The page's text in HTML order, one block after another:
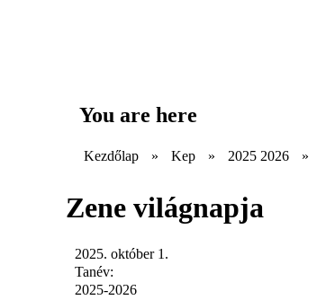
You are here
Kezdőlap » Kep » 2025 2026 »
Zene világnapja
2025. október 1.
Tanév:
2025-2026